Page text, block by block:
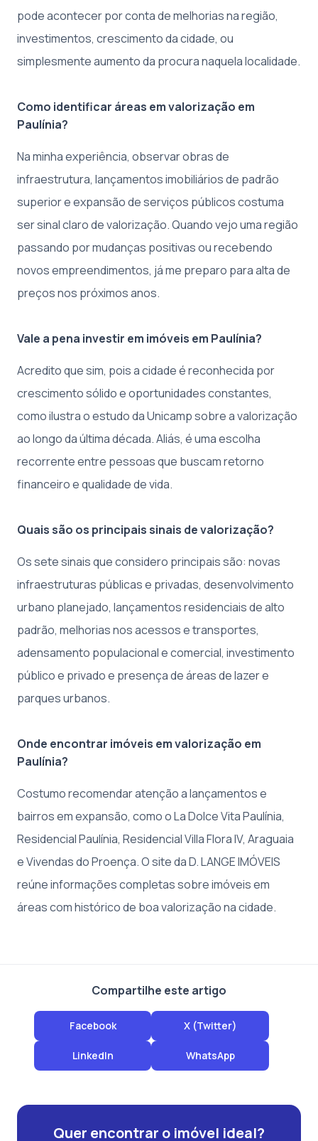
pode acontecer por conta de melhorias na região,
investimentos, crescimento da cidade, ou
simplesmente aumento da procura naquela localidade.
Como identificar áreas em valorização em
Paulínia?
Na minha experiência, observar obras de
infraestrutura, lançamentos imobiliários de padrão
superior e expansão de serviços públicos costuma
ser sinal claro de valorização. Quando vejo uma região
passando por mudanças positivas ou recebendo
novos empreendimentos, já me preparo para alta de
preços nos próximos anos.
Vale a pena investir em imóveis em Paulínia?
Acredito que sim, pois a cidade é reconhecida por
crescimento sólido e oportunidades constantes,
como ilustra o estudo da Unicamp sobre a valorização
ao longo da última década. Aliás, é uma escolha
recorrente entre pessoas que buscam retorno
financeiro e qualidade de vida.
Quais são os principais sinais de valorização?
Os sete sinais que considero principais são: novas
infraestruturas públicas e privadas, desenvolvimento
urbano planejado, lançamentos residenciais de alto
padrão, melhorias nos acessos e transportes,
adensamento populacional e comercial, investimento
público e privado e presença de áreas de lazer e
parques urbanos.
Onde encontrar imóveis em valorização em
Paulínia?
Costumo recomendar atenção a lançamentos e
bairros em expansão, como o La Dolce Vita Paulínia,
Residencial Paulínia, Residencial Villa Flora IV, Araguaia
e Vivendas do Proença. O site da D. LANGE IMÓVEIS
reúne informações completas sobre imóveis em
áreas com histórico de boa valorização na cidade.
Compartilhe este artigo
Facebook X (Twitter)
LinkedIn WhatsApp
Quer encontrar o imóvel ideal?